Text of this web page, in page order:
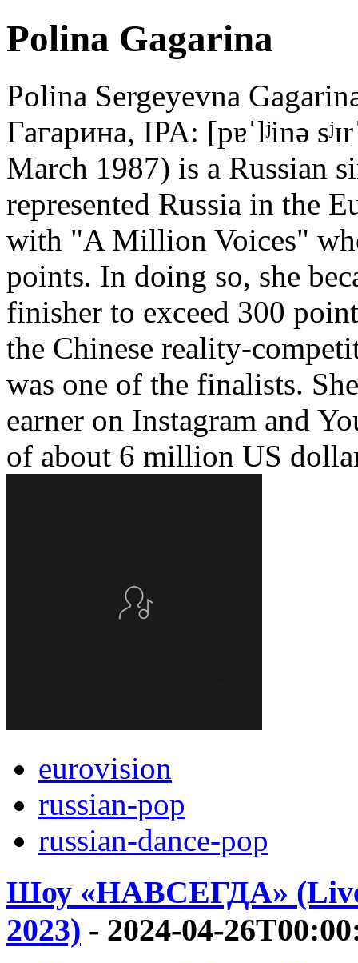
Polina Gagarina
Polina Sergeyevna
Гагарина, IPA: [pɐˈlʲinə
March 1987) is a Russian
represented Russia in the
with "A Million Voices"
points. In doing so, she
finisher to exceed 300
the Chinese reality-
was one of the finalists.
earner on Instagram and
of about 6 million US
eurovision
russian-pop
russian-dance-pop
Шоу «НАВСЕГДА» (Live
2023) - 2024-04-